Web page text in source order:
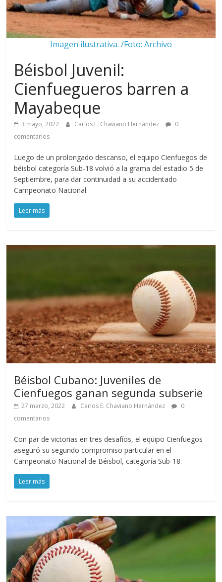
Imagen ilustrativa. /Foto: Archivo
Béisbol Juvenil:
Cienfuegueros barren a
Mayabeque
3 mayo, 2022 Carlos E. Chaviano Hernández
0
comentarios
Luego de un prolongado descanso, el equipo Cienfuegos de
béisbol categoría Sub-18 volvió a la grama del estadio 5 de
Septiembre, para dar continuidad a su accidentado
Campeonato Nacional.
Leer más
Béisbol Cubano: Juveniles de
Cienfuegos ganan segunda subserie
27 marzo, 2022 Carlos E. Chaviano Hernández
0
comentarios
Con par de victorias en tres desafíos, el equipo Cienfuegos
aseguró su segundo compromiso particular en el
Campeonato Nacional de Béisbol, categoría Sub-18.
Leer más